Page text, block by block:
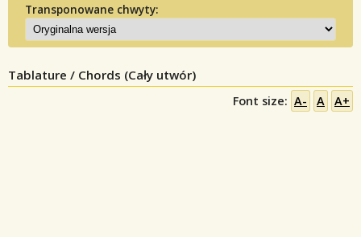
Transponowane chwyty:
Tablature / Chords (Cały utwór)
Font size: A- A A+